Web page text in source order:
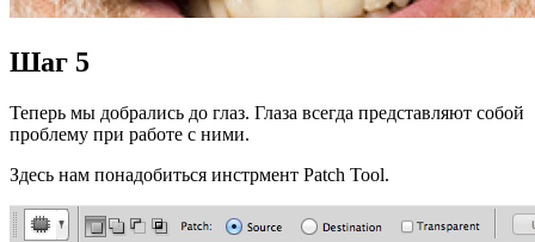
Шаг 5
Теперь мы добрались до глаз. Глаза всегда представляют собой
проблему при работе с ними.
Здесь нам понадобиться инстрмент Patch Tool.